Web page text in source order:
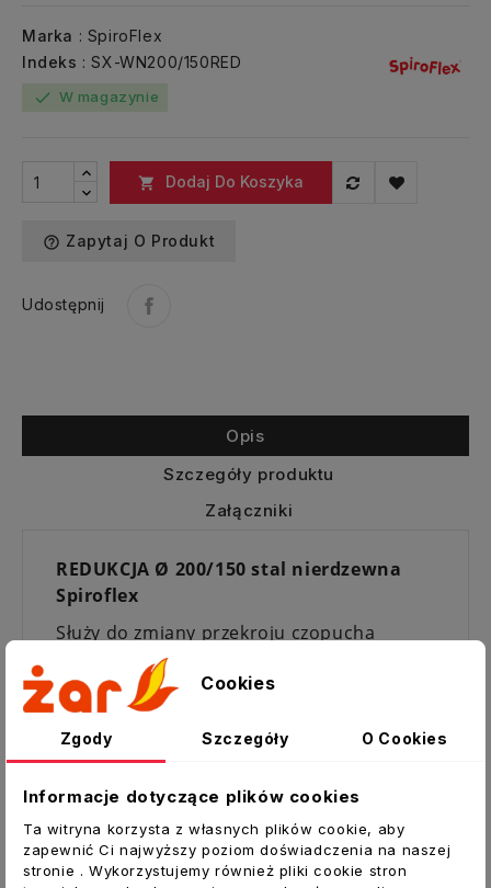
Marka : SpiroFlex
Indeks : SX-WN200/150RED
check W magazynie
 Dodaj Do Koszyka
help_outline Zapytaj O Produkt
Udostępnij
Opis
Szczegóły produktu
Załączniki
REDUKCJA Ø 200/150 stal nierdzewna
Spiroflex
Służy do zmiany przekroju czopucha
łączącego kocioł z wkładem kominowym.
Pierwszy wymiar określa średnicę z
Elementy wkładu kominowego wykonane
są ze stali nierdzewnej o grubości 0,6 mm.
Wszystkie części rurowe łączone są liniowo
technologią spawania plazmowego.
Cookies
Zgody Szczegóły O Cookies
Informacje dotyczące plików cookies
Ta witryna korzysta z własnych plików cookie, aby
zapewnić Ci najwyższy poziom doświadczenia na naszej
stronie . Wykorzystujemy również pliki cookie stron